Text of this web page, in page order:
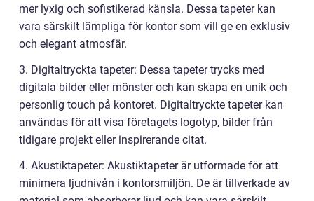
mer lyxig och sofistikerad känsla. Dessa tapeter kan
vara särskilt lämpliga för kontor som vill ge en exklusiv
och elegant atmosfär.
3. Digitaltryckta tapeter: Dessa tapeter trycks med
digitala bilder eller mönster och kan skapa en unik och
personlig touch på kontoret. Digitaltryckte tapeter kan
användas för att visa företagets logotyp, bilder från
tidigare projekt eller inspirerande citat.
4. Akustiktapeter: Akustiktapeter är utformade för att
minimera ljudnivån i kontorsmiljön. De är tillverkade av